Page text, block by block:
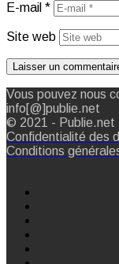
E-mail *
Site web
Vous pouvez nous
info[@]publie.net
© 2021 - Publie.net
Confidentialité des
Conditions